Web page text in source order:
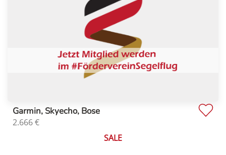
Garmin, Skyecho, Bose
2.666€
SALE